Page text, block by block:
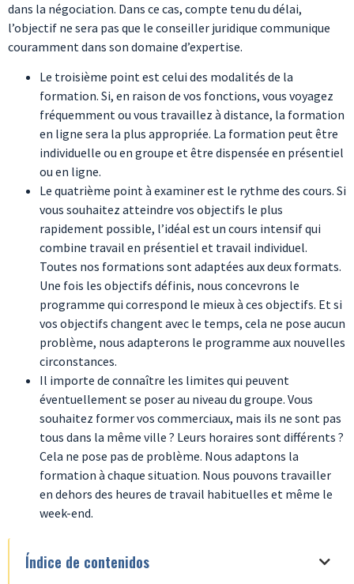
dans la négociation. Dans ce cas, compte tenu du délai,
l’objectif ne sera pas que le conseiller juridique communique
couramment dans son domaine d’expertise.
Le troisième point est celui des modalités de la
formation. Si, en raison de vos fonctions, vous voyagez
fréquemment ou vous travaillez à distance, la formation
en ligne sera la plus appropriée. La formation peut être
individuelle ou en groupe et être dispensée en présentiel
ou en ligne.
Le quatrième point à examiner est le rythme des cours. Si
vous souhaitez atteindre vos objectifs le plus
rapidement possible, l’idéal est un cours intensif qui
combine travail en présentiel et travail individuel.
Toutes nos formations sont adaptées aux deux formats.
Une fois les objectifs définis, nous concevrons le
programme qui correspond le mieux à ces objectifs. Et si
vos objectifs changent avec le temps, cela ne pose aucun
problème, nous adapterons le programme aux nouvelles
circonstances.
Il importe de connaître les limites qui peuvent
éventuellement se poser au niveau du groupe. Vous
souhaitez former vos commerciaux, mais ils ne sont pas
tous dans la même ville ? Leurs horaires sont différents ?
Cela ne pose pas de problème. Nous adaptons la
formation à chaque situation. Nous pouvons travailler
en dehors des heures de travail habituelles et même le
week-end.
Índice de contenidos